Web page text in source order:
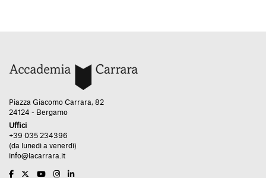
Piazza Giacomo Carrara, 82
24124 - Bergamo
Uffici
+39 035 234396
(da lunedì a venerdì)
info@lacarrara.it